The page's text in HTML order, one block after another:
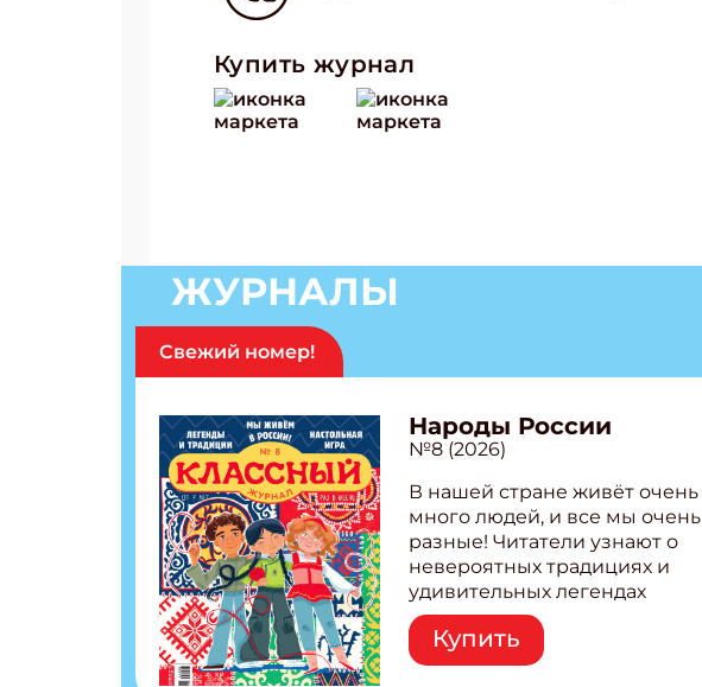
Купить журнал
ЖУРНАЛЫ
Свежий номер!
Народы России
№8 (2026)
В нашей стране живёт очень
много людей, и все мы очень
разные! Читатели узнают о
невероятных традициях и
удивительных легендах
народов России! Внутри:
Легенды татар, башкир и
бурятов Настольная игра
Купить